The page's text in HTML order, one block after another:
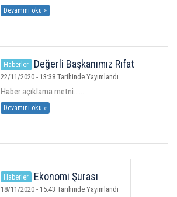
Devamını oku »
Haberler
Değerli Başkanımız Rıfat
Hisarcıklıoğlu nun doğum gününü
kutlar. Sağlıklı mutlu bir yaşam
dileriz.
22/11/2020 - 13:38 Tarihinde Yayımlandı
Haber açıklama metni......
Devamını oku »
Haberler Ekonomi Şurası
18/11/2020 - 15:43 Tarihinde Yayımlandı